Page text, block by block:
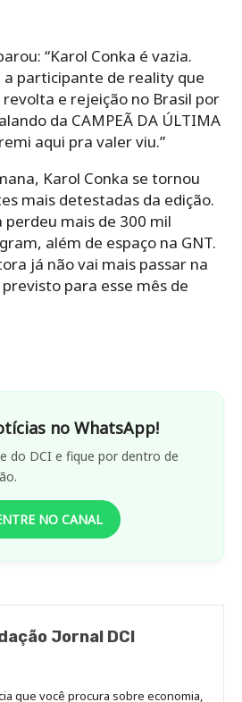
QUANTO GIL DO VIGOR GANHOU
COM A PROPAGANDA DO
SANTANDER?
GARANTIR UM EXEMPLAR NA PRÉ-
VENDA
hoje no Brasil e no Mundo.
loterias, notícias do seu time,
e guias de serviços.